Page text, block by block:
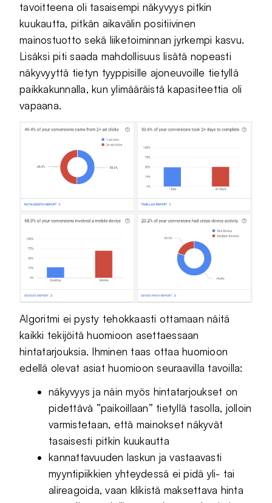
tavoitteena oli tasaisempi näkyvyys pitkin
kuukautta, pitkän aikavälin positiivinen
mainostuotto sekä liiketoiminnan jyrkempi kasvu.
Lisäksi piti saada mahdollisuus lisätä nopeasti
näkyvyyttä tietyn tyyppisille ajoneuvoille tietyllä
paikkakunnalla, kun ylimääräistä kapasiteettia oli
vapaana.
Algoritmi ei pysty tehokkaasti ottamaan näitä
kaikki tekijöitä huomioon asettaessaan
hintatarjouksia. Ihminen taas ottaa huomioon
edellä olevat asiat huomioon seuraavilla tavoilla:
näkyvyys ja näin myös hintatarjoukset on
pidettävä ”paikoillaan” tietyllä tasolla, jolloin
varmistetaan, että mainokset näkyvät
tasaisesti pitkin kuukautta
kannattavuuden laskun ja vastaavasti
myyntipiikkien yhteydessä ei pidä yli- tai
alireagoida, vaan klikistä maksettava hinta